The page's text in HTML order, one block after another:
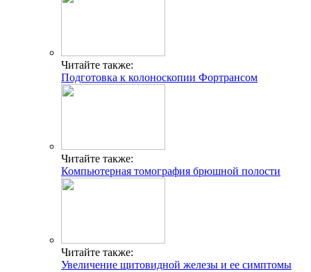
Читайте также:
Подготовка к колоноскопии Фортрансом
Читайте также:
Компьютерная томография брюшной полости
Читайте также:
Увеличение щитовидной железы и ее симптомы